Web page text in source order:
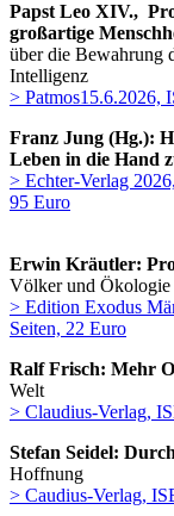
Papst Leo XIV.,
großartige
über die Bewahrung
Intelligenz
> Patmos15.6.2026,
Franz Jung (Hg.):
Leben in die Hand
> Echter-Verlag
95 Euro
Erwin Kräutler:
Völker und Ökologie
> Edition Exodus
Seiten, 22 Euro
Ralf Frisch: Mehr
Welt
> Claudius-Verlag,
Stefan Seidel:
Hoffnung
> Caudius-Verlag,